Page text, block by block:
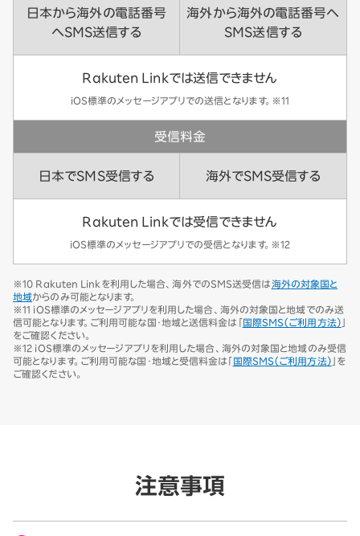
日本から海外の電話番号
へSMS送信する
海外から海外の電話番号へ
SMS送信する
Rakuten Linkでは送信できません
iOS標準のメッセージアプリでの送信となります。※11
受信料金
日本でSMS受信する 海外でSMS受信する
Rakuten Linkでは受信できません
iOS標準のメッセージアプリでの受信となります。※12
※10 Rakuten Linkを利用した場合、海外でのSMS送受信は海外の対象国と
地域からのみ可能となります。
※11 iOS標準のメッセージアプリを利用した場合、海外の対象国と地域でのみ送
信可能となります。ご利用可能な国・地域と送信料金は「国際SMS（ご利用方法）
をご確認ください。
※12 iOS標準のメッセージアプリを利用した場合、海外の対象国と地域のみ受信
可能となります。ご利用可能な国・地域と受信料金は「国際SMS（ご利用方法） 」を
ご確認ください。
注意事項